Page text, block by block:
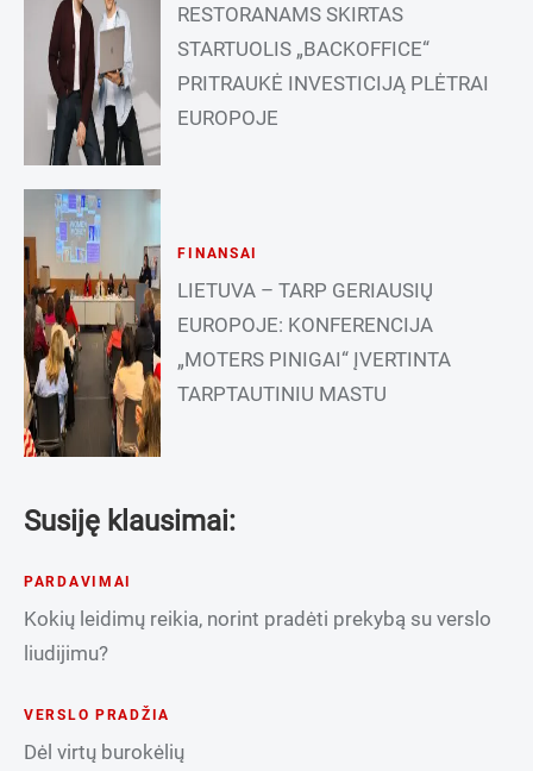
RESTORANAMS SKIRTAS
STARTUOLIS „BACKOFFICE“
PRITRAUKĖ INVESTICIJĄ PLĖTRAI
EUROPOJE
FINANSAI
LIETUVA – TARP GERIAUSIŲ
EUROPOJE: KONFERENCIJA
„MOTERS PINIGAI“ ĮVERTINTA
TARPTAUTINIU MASTU
Susiję klausimai:
PARDAVIMAI
Kokių leidimų reikia, norint pradėti prekybą su verslo
liudijimu?
VERSLO PRADŽIA
Dėl virtų burokėlių